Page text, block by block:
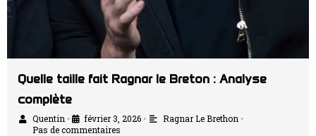
Quelle taille fait Ragnar le Breton : Analyse
complète
Quentin • février 3, 2026 • Ragnar Le Brethon •
Pas de commentaires